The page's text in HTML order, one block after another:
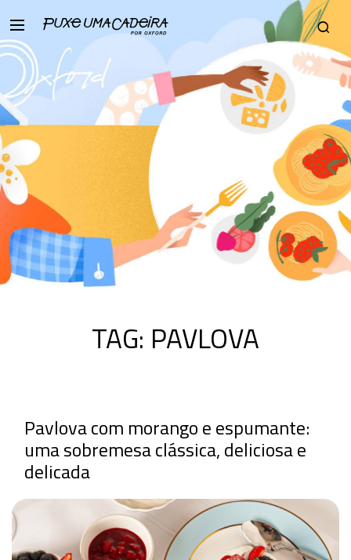
TAG: PAVLOVA
Pavlova com morango e espumante:
uma sobremesa clássica, deliciosa e
delicada